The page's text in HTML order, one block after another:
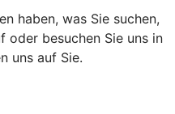
haben, was Sie suchen,
oder besuchen Sie uns in
uns auf Sie.